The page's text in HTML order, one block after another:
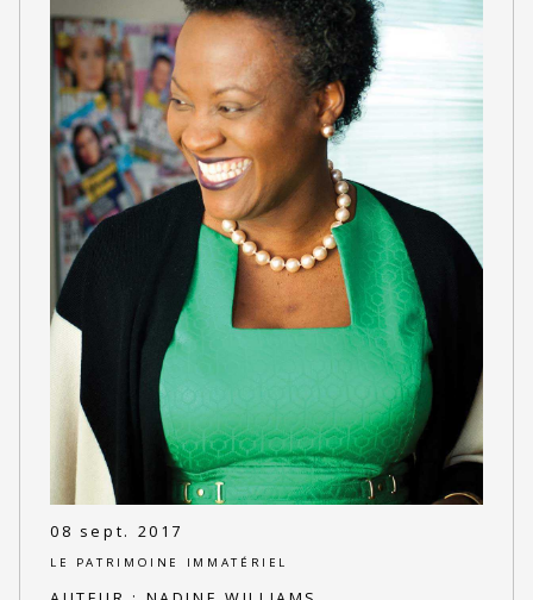
08 sept. 2017
LE PATRIMOINE IMMATÉRIEL